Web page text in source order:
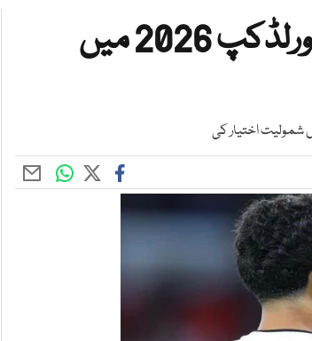
نئی تاریخ رقم، پاکستانی نژاد فٹبالر فیفا ورلڈکپ 2026 میں
شمولیت اختیار کی